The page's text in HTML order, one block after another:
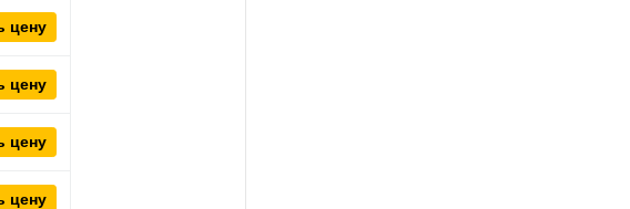
цену
цену
цену
цену